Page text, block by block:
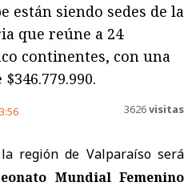
están siendo sedes de la
que reúne a 24
continentes, con una
3626visitas
región de Valparaíso será
Mundial Femenino